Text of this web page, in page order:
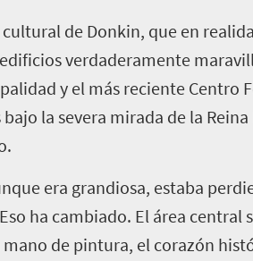
de Donkin, que en
verdaderamente
y el más reciente Centro
la severa mirada de la
era grandiosa, estaba
ha cambiado. El área central
de pintura, el corazón